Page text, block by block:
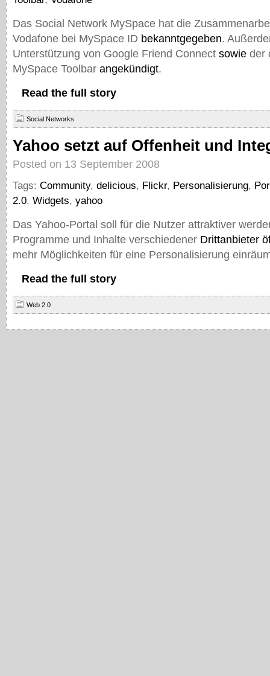
Das Social Network MySpace hat die
Vodafone bei MySpace ID bekanntgegeben.
Unterstützung von Google Friend Connect sowie der
MySpace Toolbar angekündigt.
Read the full story
Social Networks
Yahoo setzt auf Offenheit und
Posted on 13 September 2008
Tags: Community, delicious, Flickr, Personalisierung,
2.0, Widgets, yahoo
Das Yahoo-Portal soll für die Nutzer attraktiver
Programme und Inhalte verschiedener Drittanbieter
mehr Möglichkeiten für eine Personalisierung
Read the full story
Web 2.0